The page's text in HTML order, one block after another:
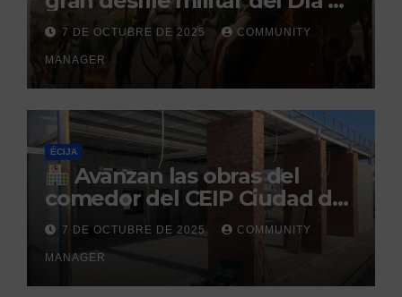
la Hispanidad organizado por
el Centro Militar de Cría
Caballar
7 DE OCTUBRE DE 2025 COMMUNITY
MANAGER
ÉCIJA
Avanzan las obras del
comedor del CEIP Ciudad del
Sol: su finalización está
prevista para finales de 2025
7 DE OCTUBRE DE 2025 COMMUNITY
MANAGER